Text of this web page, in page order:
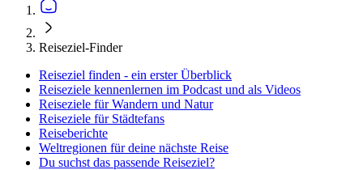
Reiseziel-Finder
Reiseziel finden - ein erster Überblick
Reiseziele kennenlernen im Podcast und als Videos
Reiseziele für Wandern und Natur
Reiseziele für Städtefans
Reiseberichte
Weltregionen für deine nächste Reise
Du suchst das passende Reiseziel?